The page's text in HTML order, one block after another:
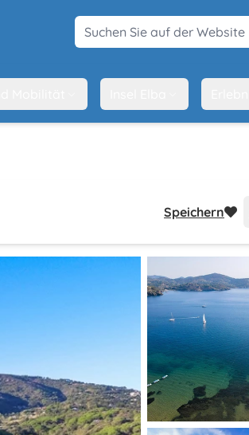
Suchen Sie auf der Website
Speichern